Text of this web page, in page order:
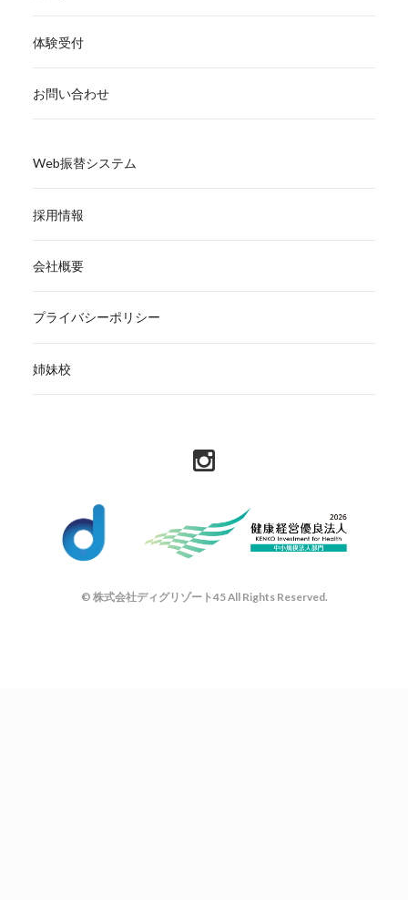
体験受付
お問い合わせ
Web振替システム
採用情報
会社概要
プライバシーポリシー
姉妹校
© 株式会社ディグリゾート45 All Rights Reserved.